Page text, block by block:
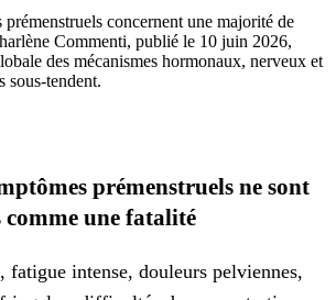
concernent une majorité de
Commenti, publié le 10 juin 2026,
des mécanismes hormonaux, nerveux et
sous-tendent.
prémenstruels ne sont
comme une fatalité
intense, douleurs pelviennes,